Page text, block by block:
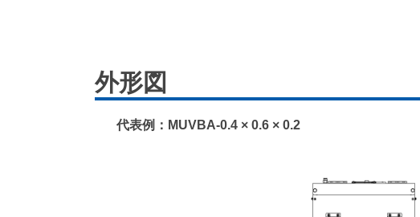
外形図
代表例：MUVBA-0.4 × 0.6 × 0.2